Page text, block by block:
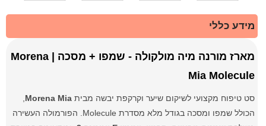
מידע כללי
מארז מורנה מיה מולקולה - שמפו + מסכה | Morena
Mia Molecule
סט טיפוח מקצועי לשיקום שיער וקרקפת יבשה מביתMorena Mia
הכולל שמפו ומסכה בגודל מלא מסדרת Molecule. הפורמולה העשירה